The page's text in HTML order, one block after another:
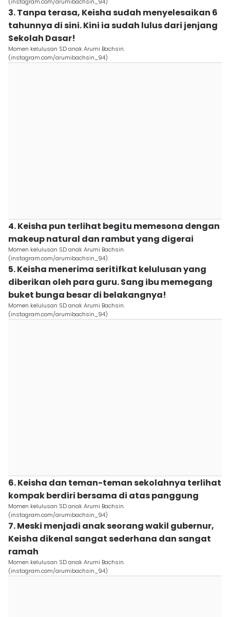
3. Tanpa terasa, Keisha sudah menyelesaikan 6
tahunnya di sini. Kini ia sudah lulus dari jenjang
Sekolah Dasar!
Momen kelulusan SD anak Arumi Bachsin.
(instagram.com/arumibachsin_94)
4. Keisha pun terlihat begitu memesona dengan
makeup natural dan rambut yang digerai
Momen kelulusan SD anak Arumi Bachsin.
(instagram.com/arumibachsin_94)
5. Keisha menerima seritifkat kelulusan yang
diberikan oleh para guru. Sang ibu memegang
buket bunga besar di belakangnya!
Momen kelulusan SD anak Arumi Bachsin.
(instagram.com/arumibachsin_94)
6. Keisha dan teman-teman sekolahnya terlihat
kompak berdiri bersama di atas panggung
Momen kelulusan SD anak Arumi Bachsin.
(instagram.com/arumibachsin_94)
7. Meski menjadi anak seorang wakil gubernur,
Keisha dikenal sangat sederhana dan sangat
ramah
Momen kelulusan SD anak Arumi Bachsin.
(instagram.com/arumibachsin_94)